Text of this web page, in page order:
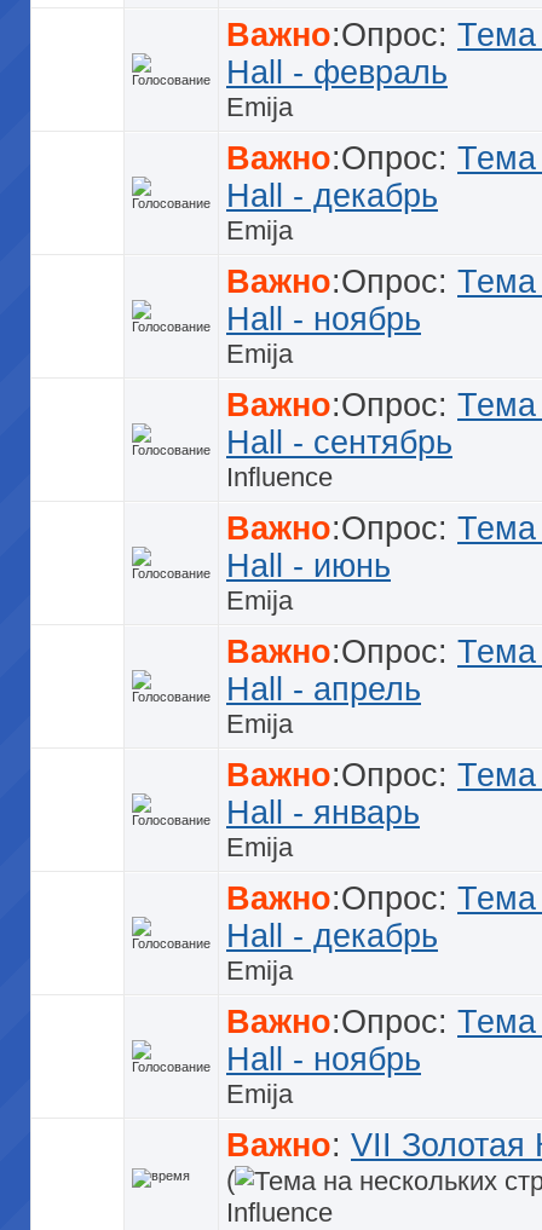
Важно:Опрос: Тема
Hall - февраль
Emija
Важно:Опрос: Тема
Hall - декабрь
Emija
Важно:Опрос: Тема
Hall - ноябрь
Emija
Важно:Опрос: Тема
Hall - сентябрь
Influence
Важно:Опрос: Тема
Hall - июнь
Emija
Важно:Опрос: Тема
Hall - апрель
Emija
Важно:Опрос: Тема
Hall - январь
Emija
Важно:Опрос: Тема
Hall - декабрь
Emija
Важно:Опрос: Тема
Hall - ноябрь
Emija
Важно: VII Золотая
(
Influence